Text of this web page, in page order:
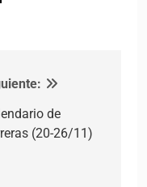
de
(20-26/11)